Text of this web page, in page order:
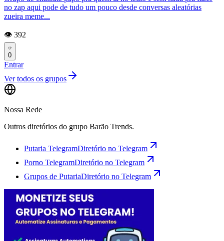
no zap aqui pode de tudo um pouco desde conversas aleatórias
zueira meme...
👁️ 392
0
Entrar
Ver todos os grupos
Nossa Rede
Outros diretórios do grupo Barão Trends.
Putaria TelegramDiretório no Telegram
Porno TelegramDiretório no Telegram
Grupos de PutariaDiretório no Telegram